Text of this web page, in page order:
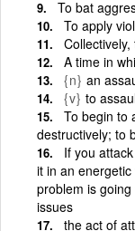
To bat
To apply
A time in
{n} an
{v} to
To begin to
destructively; to
If you
it in an
problem is
issues
the act of